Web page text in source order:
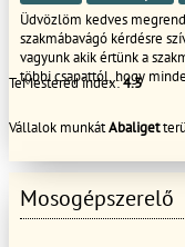
Üdvözlöm kedves
szakmábavágó kérdésre
vagyunk akik értünk a
többi csapattól, hogy
burkoló, hőszigetelő, festő
TeMestered index:4.3
Vállalok munkátAbaliget
Mosogépszerelő